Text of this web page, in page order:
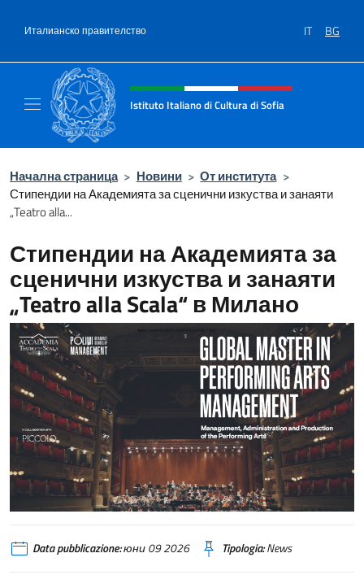
Италианско правителство IT BG
Intestazione sito, social e menù
Istituto Italiano di Cultura di Sofia
Начална страница > Новини > От института >
Стипендии на Академията за сценични изкуства и занаяти
„Teatro alla...
Стипендии на Академията за
сценични изкуства и занаяти
„Teatro alla Scala“ в Милано
Data pubblicazione:юни 09 2026 Tipologia:News